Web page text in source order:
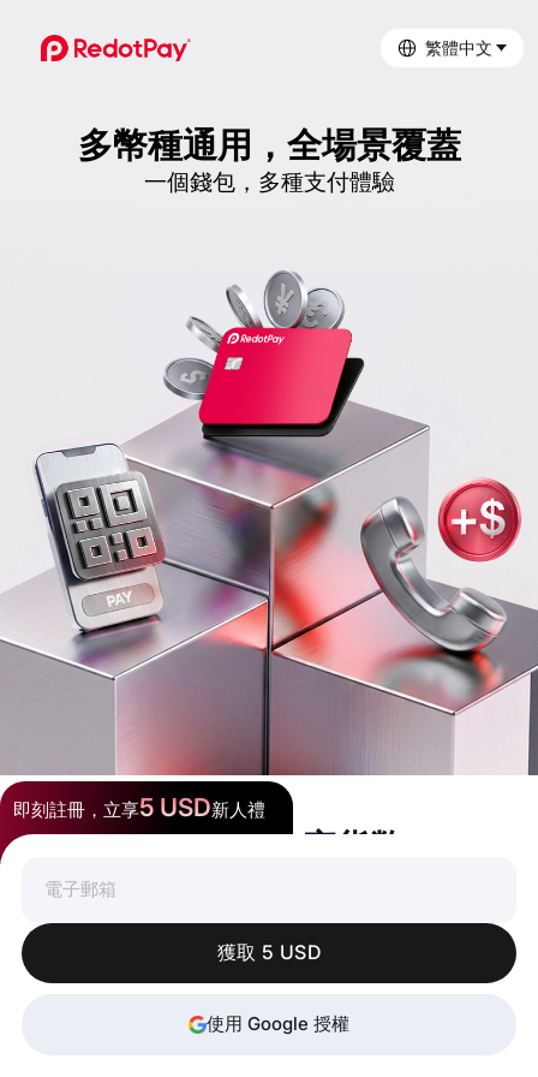
繁體中文
多幣種通用，全場景覆蓋
一個錢包，多種支付體驗
隨處消費加密貨幣
即刻註冊，立享5 USD新人禮
獲取 5 USD
使用 Google 授權